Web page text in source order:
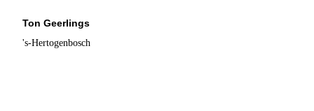
Ton Geerlings
's-Hertogenbosch